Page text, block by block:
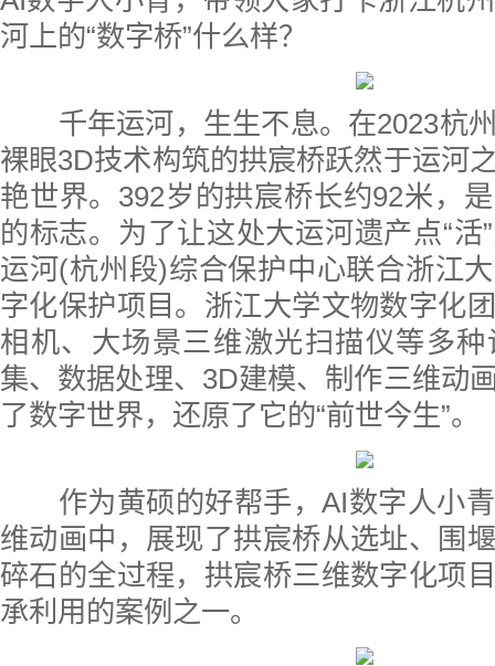
河上的“数字桥”什么样？
千年运河，生生不息。在2023杭
裸眼3D技术构筑的拱宸桥跃然于运河
艳世界。392岁的拱宸桥长约92米，
的标志。为了让这处大运河遗产点“活
运河(杭州段)综合保护中心联合浙江
字化保护项目。浙江大学文物数字化
相机、大场景三维激光扫描仪等多
集、数据处理、3D建模、制作三维动
了数字世界，还原了它的“前世今生”。
作为黄硕的好帮手，AI数字人小青
维动画中，展现了拱宸桥从选址、围
碎石的全过程，拱宸桥三维数字化项
承利用的案例之一。